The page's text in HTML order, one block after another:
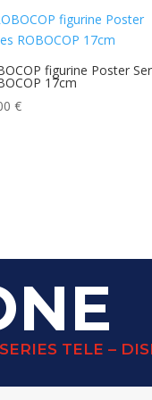
figurine Poster
17cm
€
TELE –